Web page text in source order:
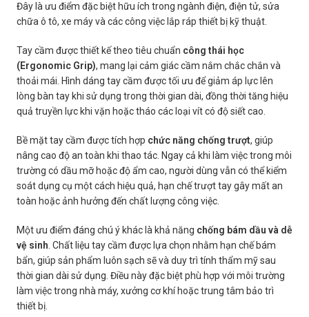
Đây là ưu điểm đặc biệt hữu ích trong ngành điện, điện tử, sửa
chữa ô tô, xe máy và các công việc lắp ráp thiết bị kỹ thuật.
Tay cầm được thiết kế theo tiêu chuẩn công thái học
(Ergonomic Grip), mang lại cảm giác cầm nắm chắc chắn và
thoải mái. Hình dáng tay cầm được tối ưu để giảm áp lực lên
lòng bàn tay khi sử dụng trong thời gian dài, đồng thời tăng hiệu
quả truyền lực khi vặn hoặc tháo các loại vít có độ siết cao.
Bề mặt tay cầm được tích hợp chức năng chống trượt, giúp
nâng cao độ an toàn khi thao tác. Ngay cả khi làm việc trong môi
trường có dầu mỡ hoặc độ ẩm cao, người dùng vẫn có thể kiểm
soát dụng cụ một cách hiệu quả, hạn chế trượt tay gây mất an
toàn hoặc ảnh hưởng đến chất lượng công việc.
Một ưu điểm đáng chú ý khác là khả năng chống bám dầu và dễ
vệ sinh . Chất liệu tay cầm được lựa chọn nhằm hạn chế bám
bẩn, giúp sản phẩm luôn sạch sẽ và duy trì tính thẩm mỹ sau
thời gian dài sử dụng. Điều này đặc biệt phù hợp với môi trường
làm việc trong nhà máy, xưởng cơ khí hoặc trung tâm bảo trì
thiết bị.